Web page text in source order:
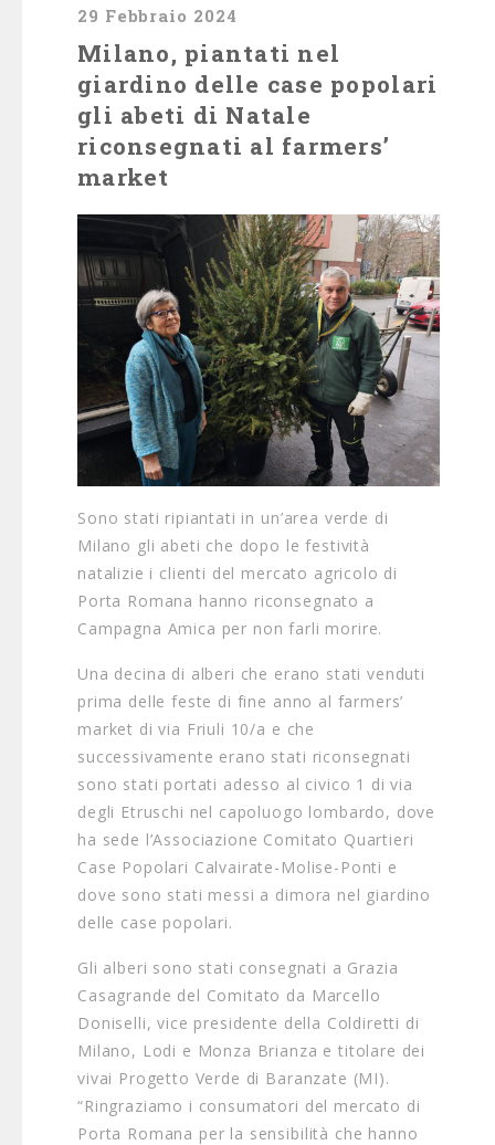
29 Febbraio 2024
Milano, piantati nel
giardino delle case popolari
gli abeti di Natale
riconsegnati al farmers’
market
Sono stati ripiantati in un’area verde di
Milano gli abeti che dopo le festività
natalizie i clienti del mercato agricolo di
Porta Romana hanno riconsegnato a
Campagna Amica per non farli morire.
Una decina di alberi che erano stati venduti
prima delle feste di fine anno al farmers’
market di via Friuli 10/a e che
successivamente erano stati riconsegnati
sono stati portati adesso al civico 1 di via
degli Etruschi nel capoluogo lombardo, dove
ha sede l’Associazione Comitato Quartieri
Case Popolari Calvairate-Molise-Ponti e
dove sono stati messi a dimora nel giardino
delle case popolari.
Gli alberi sono stati consegnati a Grazia
Casagrande del Comitato da Marcello
Doniselli, vice presidente della Coldiretti di
Milano, Lodi e Monza Brianza e titolare dei
vivai Progetto Verde di Baranzate (MI).
“Ringraziamo i consumatori del mercato di
Porta Romana per la sensibilità che hanno